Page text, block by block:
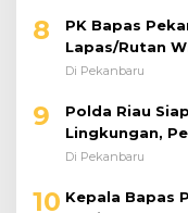
8
PK Bapas
Lapas/Rutan
Umum Jelang
Di Pekanbaru
9
Polda Riau
Lingkungan,
Riset
Di Pekanbaru
10 Kepala Bapas